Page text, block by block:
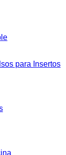
para Insertos